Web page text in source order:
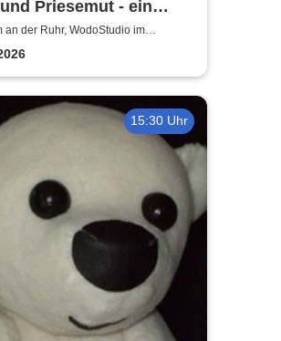
Priesemut - ein
für den
an der Ruhr, WodoStudio im
Ruhr
15:30 Uhr